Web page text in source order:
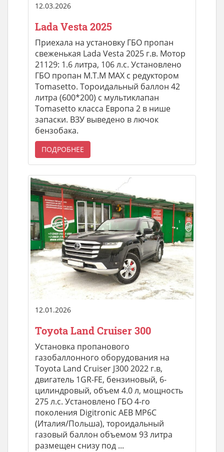
12.03.2026
Lada Vesta 2025
Приехала на установку ГБО пропан
свеженькая Lada Vesta 2025 г.в. Мотор
21129: 1.6 литра, 106 л.с. Установлено
ГБО пропан М.Т.М MAX с редуктором
Tomasetto. Тороидальный баллон 42
литра (600*200) с мультиклапан
Tomasetto класса Европа 2 в нише
запаски. ВЗУ выведено в лючок
бензобака.
ПОДРОБНЕЕ
12.01.2026
Toyota Land Cruiser 300
Установка пропанового
газобаллонного оборудования на
Toyota Land Cruiser J300 2022 г.в,
двигатель 1GR-FE, бензиновый, 6-
цилиндровый, объем 4.0 л, мощность
275 л.с. Установлено ГБО 4-го
поколения Digitronic AEB MP6C
(Италия/Польша), тороидальный
газовый баллон объемом 93 литра
размещен снизу под ...